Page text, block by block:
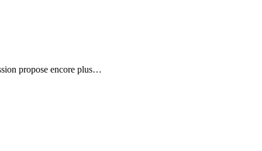
propose encore plus…